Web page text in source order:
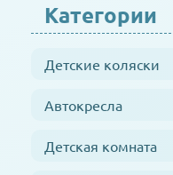
Категории
Детские коляски
Автокресла
Детская комната